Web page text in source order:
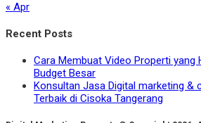
« Apr
Recent Posts
Cara Membuat Video Properti yang
Budget Besar
Konsultan Jasa Digital marketing &
Terbaik di Cisoka Tangerang